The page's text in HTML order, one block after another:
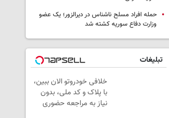
حمله افراد مسلح ناشناس در دیرالزور؛ یک عضو
وزارت دفاع سوریه کشته شد
تبلیغات
خلافی خودروتو الان ببین،
با پلاک و کد ملی، بدون
نیاز به مراجعه حضوری